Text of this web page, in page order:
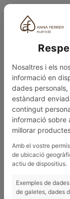
11/11/2015
El test
es
Nosaltres i els
informació en
dades
estàndard
contingut
informació sobre
millorar
Amb el vostre
de ubicació
actiu de dispositius.
Exemples de
de galetes, dades